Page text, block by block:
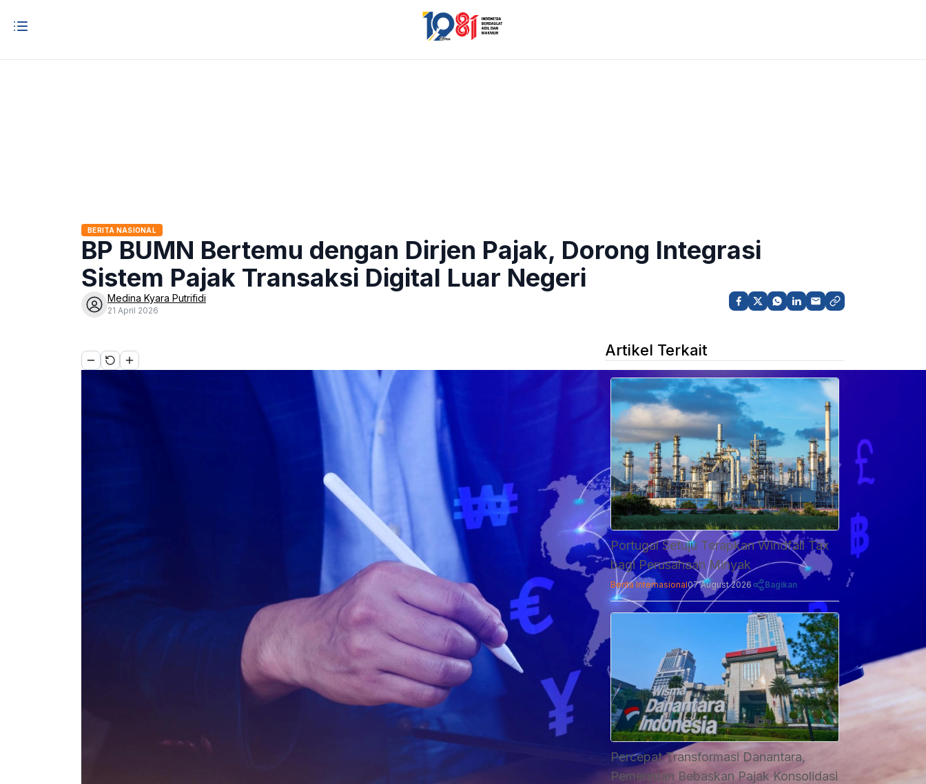
BERITA NASIONAL
BP BUMN Bertemu dengan Dirjen Pajak, Dorong Integrasi
Sistem Pajak Transaksi Digital Luar Negeri
Medina Kyara Putrifidi
21 April 2026
Artikel Terkait
Portugal Setuju Terapkan Windfall Tax
bagi Perusahaan Minyak
Berita Internasional07 August 2026 Bagikan
Percepat Transformasi Danantara,
Pemerintah Bebaskan Pajak Konsolidasi